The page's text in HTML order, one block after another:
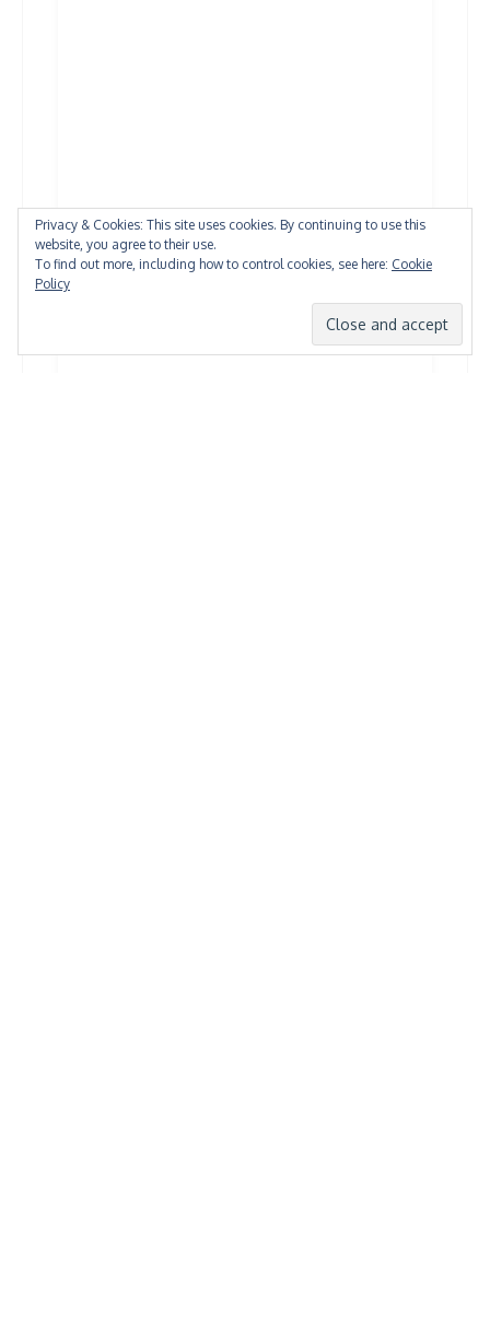
Privacy & Cookies: This site uses cookies. By continuing to use this
website, you agree to their use.
To find out more, including how to control cookies, see here: Cookie
Policy